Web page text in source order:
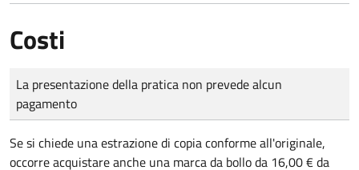
Costi
Tipo di pagamento
Importo
La presentazione della pratica non prevede alcun
pagamento
Se si chiede una estrazione di copia conforme all'originale,
occorre acquistare anche una marca da bollo da 16,00 € da